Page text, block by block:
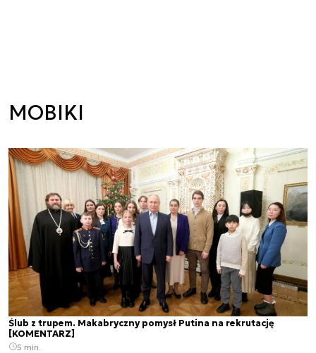
MOBIKI
Ślub z trupem. Makabryczny pomysł Putina na rekrutację
[KOMENTARZ]
5 min.